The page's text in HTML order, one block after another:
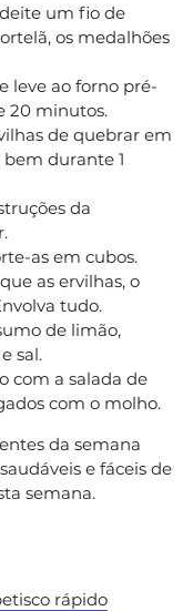
um fio de
os medalhões
leve ao forno pré-
20 minutos.
de quebrar em
durante 1
da
as em cubos.
as ervilhas, o
tudo.
de limão,
sal.
com a salada de
com o molho.
da semana
e fáceis de
semana.
rápido